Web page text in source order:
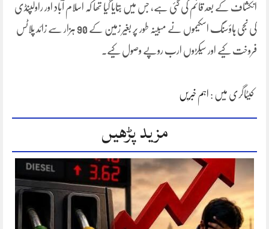
انکشاف کے بعد قائم کی گئی ہے، جس میں بتایا گیا تھا کہ اسلام آباد اور راولپنڈی
کی نجی ہاؤسنگ اسکیموں نے مبینہ طور پر بغیر زمین کے 90 ہزار سے زائد پلاٹس
فروخت کیے اور سیکڑوں ارب روپے وصول کیے۔
کیٹاگری میں : اہم خبریں
مزید پڑھیں